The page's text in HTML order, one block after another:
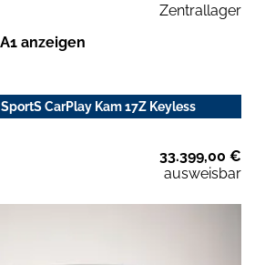
Zentrallager
anzeigen
CarPlay Kam 17Z Keyless
33.399,00 €
ausweisbar